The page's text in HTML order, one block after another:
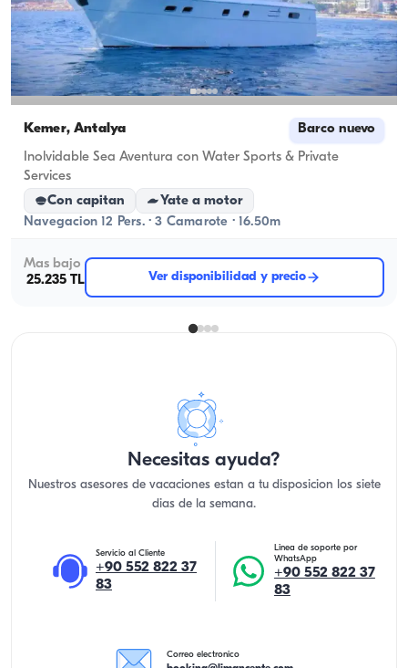
Kemer, Antalya Barco nuevo
Inolvidable Sea Aventura con Water Sports & Private
Services
Con capitan
Yate a motor
Navegacion 12 Pers. · 3 Camarote · 16.50m
Mas bajo
25.235 TL
Ver disponibilidad y precio
Necesitas ayuda?
Nuestros asesores de vacaciones estan a tu disposicion los siete
dias de la semana.
Servicio al Cliente
+90 552 822 37
83
Linea de soporte por
WhatsApp
+90 552 822 37
83
Correo electronico